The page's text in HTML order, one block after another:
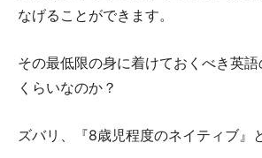
なげることができます。
その最低限の身に着けておくべき英
くらいなのか？
ズバリ、『8歳児程度のネイティブ』